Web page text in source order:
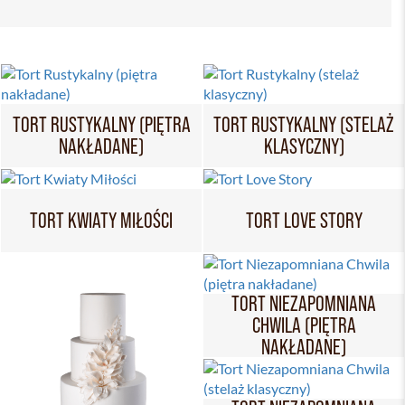
TORT RUSTYKALNY (PIĘTRA
NAKŁADANE)
TORT RUSTYKALNY (STELAŻ
KLASYCZNY)
TORT KWIATY MIŁOŚCI TORT LOVE STORY
TORT NIEZAPOMNIANA
CHWILA (PIĘTRA
NAKŁADANE)